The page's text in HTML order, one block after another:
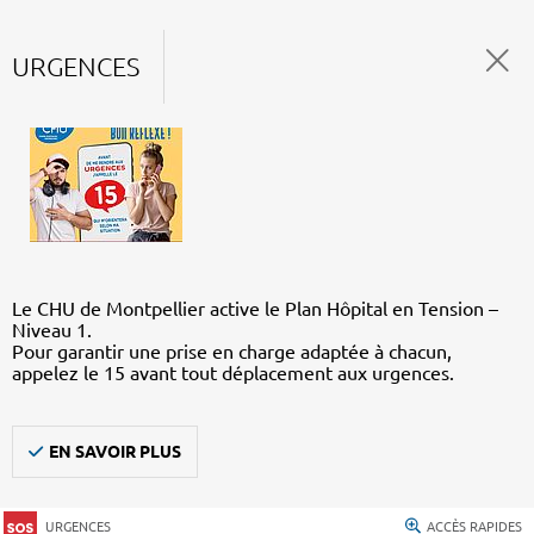
URGENCES
Le CHU de Montpellier active le Plan Hôpital en Tension –
Niveau 1.
Pour garantir une prise en charge adaptée à chacun,
appelez le 15 avant tout déplacement aux urgences.
EN SAVOIR PLUS
URGENCES ACCÈS RAPIDES